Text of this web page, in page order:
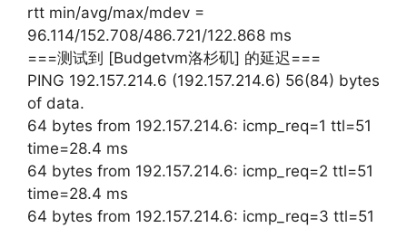
rtt min/avg/max/mdev =
96.114/152.708/486.721/122.868 ms
===测试到 [Budgetvm洛杉矶] 的延迟===
PING 192.157.214.6 (192.157.214.6) 56(84) bytes
of data.
64 bytes from 192.157.214.6: icmp_req=1 ttl=51
time=28.4 ms
64 bytes from 192.157.214.6: icmp_req=2 ttl=51
time=28.4 ms
64 bytes from 192.157.214.6: icmp_req=3 ttl=51